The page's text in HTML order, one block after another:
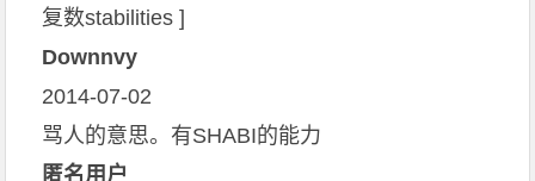
复数stabilities ]
Downnvy
2014-07-02
骂人的意思。有SHABI的能力
匿名用户